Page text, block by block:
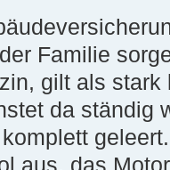
Familie
gilt als
da ständig
geleert.
aus, das